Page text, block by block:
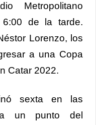
Metropolitano
de la tarde.
Lorenzo, los
a una Copa
Catar 2022.
sexta en las
a un punto del